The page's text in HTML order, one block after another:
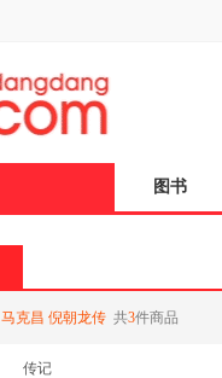
图书
马克昌 倪朝龙传 共3件商品
传记